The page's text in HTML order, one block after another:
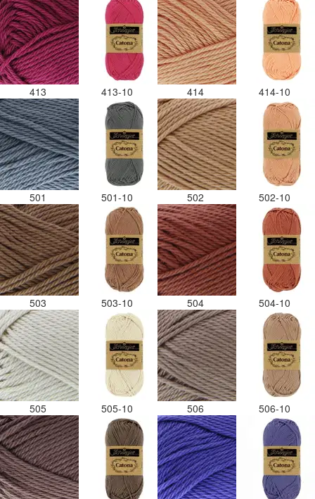
413 413-10 414 414-10
501 501-10 502 502-10
503 503-10 504 504-10
505 505-10 506 506-10